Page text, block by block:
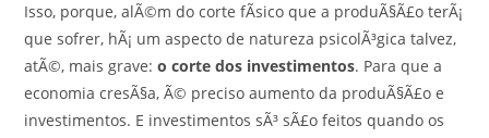
Isso, porque, alÃ©m do corte fÃ­sico que a produÃ§Ã£o terÃ¡
que sofrer, hÃ¡ um aspecto de natureza psicolÃ³gica talvez,
atÃ©, mais grave:o corte dos investimentos. Para que a
economia cresÃ§a, Ã© preciso aumento da produÃ§Ã£o e
investimentos. E investimentos sÃ³ sÃ£o feitos quando os